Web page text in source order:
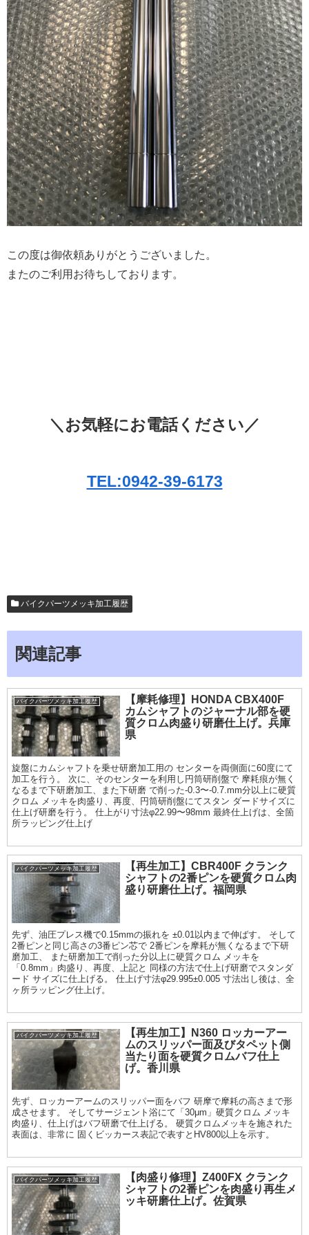
この度は御依頼ありがとうございました。
またのご利用お待ちしております。
＼お気軽にお電話ください／
TEL:0942-39-6173
バイクパーツメッキ加工履歴
関連記事
バイクパーツメッキ加工履歴
【摩耗修理】HONDA CBX400F
カムシャフトのジャーナル部を硬
質クロム肉盛り研磨仕上げ。兵庫
県
旋盤にカムシャフトを乗せ研磨加工用の センターを両側面に60度にて
加工を行う。 次に、そのセンターを利用し円筒研削盤で 摩耗痕が無く
なるまで下研磨加工、また下研磨 で削った-0.3〜-0.7.mm分以上に硬質
クロム メッキを肉盛り、再度、円筒研削盤にてスタン ダードサイズに
仕上げ研磨を行う。 仕上がり寸法φ22.99〜98mm 最終仕上げは、全箇
所ラッピング仕上げ
バイクパーツメッキ加工履歴
【再生加工】CBR400F クランク
シャフトの2番ピンを硬質クロム肉
盛り研磨仕上げ。福岡県
先ず、油圧プレス機で0.15mmの振れを ±0.01以内まで伸ばす。 そして
2番ピンと同じ高さの3番ピン芯で 2番ピンを摩耗が無くなるまで下研
磨加工、 また研磨加工で削った分以上に硬質クロム メッキを
「0.8mm」肉盛り、再度、上記と 同様の方法で仕上げ研磨でスタンダ
ード サイズに仕上げる。 仕上げ寸法φ29.995±0.005 寸法出し後は、全
ヶ所ラッピング仕上げ。
バイクパーツメッキ加工履歴
【再生加工】N360 ロッカーアー
ムのスリッパー面及びタペット側
当たり面を硬質クロムバフ仕上
げ。香川県
先ず、ロッカーアームのスリッパー面をバフ 研摩で摩耗の高さまで形
成させます。 そしてサージェント浴にて「30μm」硬質クロム メッキ
肉盛り、仕上げはバフ研磨で仕上げる。 硬質クロムメッキを施された
表面は、非常に 固くビッカース表記で表すとHV800以上を示す。
バイクパーツメッキ加工履歴
【肉盛り修理】Z400FX クランク
シャフトの2番ピンを肉盛り再生メ
ッキ研磨仕上げ。佐賀県